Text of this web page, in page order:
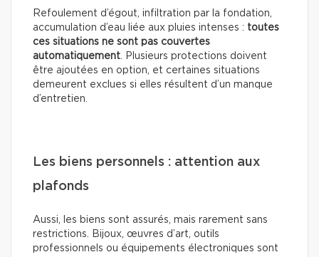
Refoulement d’égout, infiltration par la fondation,
accumulation d’eau liée aux pluies intenses : toutes
ces situations ne sont pas couvertes
automatiquement. Plusieurs protections doivent
être ajoutées en option, et certaines situations
demeurent exclues si elles résultent d’un manque
d’entretien.
Les biens personnels : attention aux
plafonds
Aussi, les biens sont assurés, mais rarement sans
restrictions. Bijoux, œuvres d’art, outils
professionnels ou équipements électroniques sont